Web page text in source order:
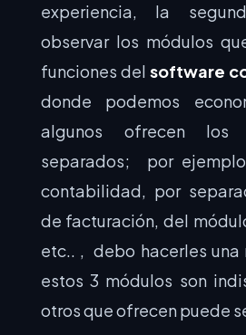
experiencia, la
observar los módulos
funciones del software
donde podemos
algunos ofrecen los
separados; por
contabilidad, por
de facturación, del
etc.. , debo hacerles una
estos 3 módulos son
otros que ofrecen puede